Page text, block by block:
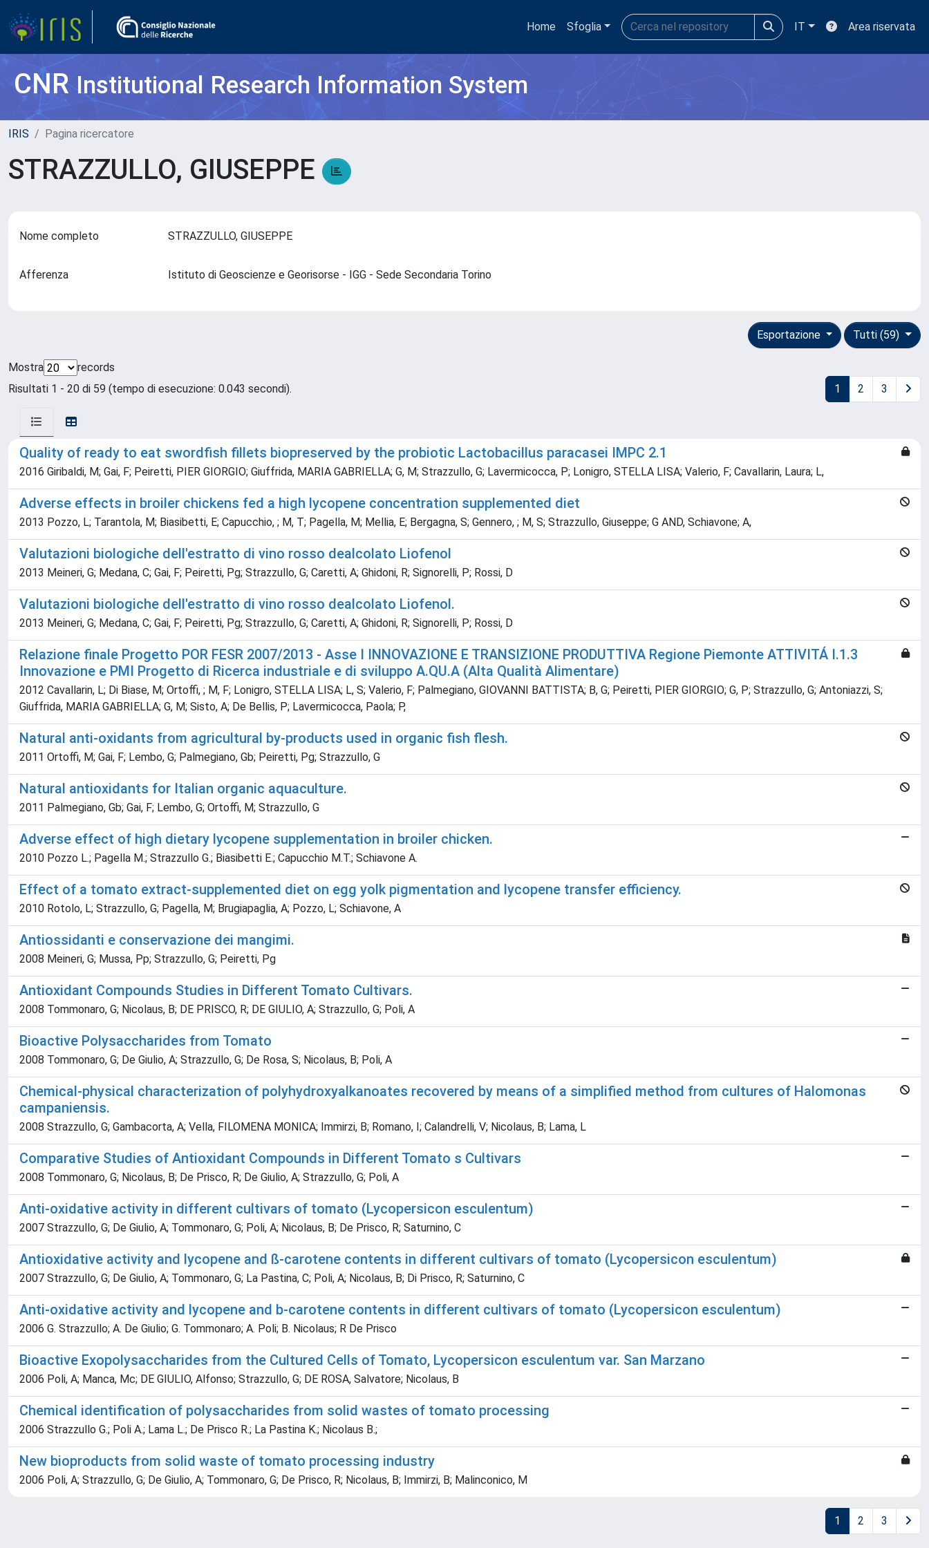
Home Sfoglia IT Area riservata
CNRInstitutional Research Information System
IRIS Pagina ricercatore
STRAZZULLO, GIUSEPPE
Nome completo STRAZZULLO, GIUSEPPE
Afferenza Istituto di Geoscienze e Georisorse - IGG - Sede Secondaria Torino
Tutti (59)
Esportazione
Mostra
records
Risultati 1 - 20 di 59 (tempo di esecuzione: 0.043 secondi).
1 2 3
Quality of ready to eat swordfish fillets biopreserved by the probiotic Lactobacillus paracasei IMPC 2.1
2016 Giribaldi, M; Gai, F; Peiretti, PIER GIORGIO; Giuffrida, MARIA GABRIELLA; G, M; Strazzullo, G; Lavermicocca, P; Lonigro, STELLA LISA; Valerio, F; Cavallarin, Laura; L,
Adverse effects in broiler chickens fed a high lycopene concentration supplemented diet
2013 Pozzo, L; Tarantola, M; Biasibetti, E; Capucchio, ; M, T; Pagella, M; Mellia, E; Bergagna, S; Gennero, ; M, S; Strazzullo, Giuseppe; G AND, Schiavone; A,
Valutazioni biologiche dell'estratto di vino rosso dealcolato Liofenol
2013 Meineri, G; Medana, C; Gai, F; Peiretti, Pg; Strazzullo, G; Caretti, A; Ghidoni, R; Signorelli, P; Rossi, D
Valutazioni biologiche dell'estratto di vino rosso dealcolato Liofenol.
2013 Meineri, G; Medana, C; Gai, F; Peiretti, Pg; Strazzullo, G; Caretti, A; Ghidoni, R; Signorelli, P; Rossi, D
Relazione finale Progetto POR FESR 2007/2013 - Asse I INNOVAZIONE E TRANSIZIONE PRODUTTIVA Regione Piemonte ATTIVITÁ I.1.3
Innovazione e PMI Progetto di Ricerca industriale e di sviluppo A.QU.A (Alta Qualità Alimentare)
2012 Cavallarin, L; Di Biase, M; Ortoffi, ; M, F; Lonigro, STELLA LISA; L, S; Valerio, F; Palmegiano, GIOVANNI BATTISTA; B, G; Peiretti, PIER GIORGIO; G, P; Strazzullo, G; Antoniazzi, S;
Giuffrida, MARIA GABRIELLA; G, M; Sisto, A; De Bellis, P; Lavermicocca, Paola; P,
Natural anti-oxidants from agricultural by-products used in organic fish flesh.
2011 Ortoffi, M; Gai, F; Lembo, G; Palmegiano, Gb; Peiretti, Pg; Strazzullo, G
Natural antioxidants for Italian organic aquaculture.
2011 Palmegiano, Gb; Gai, F; Lembo, G; Ortoffi, M; Strazzullo, G
Adverse effect of high dietary lycopene supplementation in broiler chicken.
2010 Pozzo L.; Pagella M.; Strazzullo G.; Biasibetti E.; Capucchio M.T.; Schiavone A.
Effect of a tomato extract-supplemented diet on egg yolk pigmentation and lycopene transfer efficiency.
2010 Rotolo, L; Strazzullo, G; Pagella, M; Brugiapaglia, A; Pozzo, L; Schiavone, A
Antiossidanti e conservazione dei mangimi.
2008 Meineri, G; Mussa, Pp; Strazzullo, G; Peiretti, Pg
Antioxidant Compounds Studies in Different Tomato Cultivars.
2008 Tommonaro, G; Nicolaus, B; DE PRISCO, R; DE GIULIO, A; Strazzullo, G; Poli, A
Bioactive Polysaccharides from Tomato
2008 Tommonaro, G; De Giulio, A; Strazzullo, G; De Rosa, S; Nicolaus, B; Poli, A
Chemical-physical characterization of polyhydroxyalkanoates recovered by means of a simplified method from cultures of Halomonas
campaniensis.
2008 Strazzullo, G; Gambacorta, A; Vella, FILOMENA MONICA; Immirzi, B; Romano, I; Calandrelli, V; Nicolaus, B; Lama, L
Comparative Studies of Antioxidant Compounds in Different Tomato s Cultivars
2008 Tommonaro, G; Nicolaus, B; De Prisco, R; De Giulio, A; Strazzullo, G; Poli, A
Anti-oxidative activity in different cultivars of tomato (Lycopersicon esculentum)
2007 Strazzullo, G; De Giulio, A; Tommonaro, G; Poli, A; Nicolaus, B; De Prisco, R; Saturnino, C
Antioxidative activity and lycopene and ß-carotene contents in different cultivars of tomato (Lycopersicon esculentum)
2007 Strazzullo, G; De Giulio, A; Tommonaro, G; La Pastina, C; Poli, A; Nicolaus, B; Di Prisco, R; Saturnino, C
Anti-oxidative activity and lycopene and b-carotene contents in different cultivars of tomato (Lycopersicon esculentum)
2006 G. Strazzullo; A. De Giulio; G. Tommonaro; A. Poli; B. Nicolaus; R De Prisco
Bioactive Exopolysaccharides from the Cultured Cells of Tomato, Lycopersicon esculentum var. San Marzano
2006 Poli, A; Manca, Mc; DE GIULIO, Alfonso; Strazzullo, G; DE ROSA, Salvatore; Nicolaus, B
Chemical identification of polysaccharides from solid wastes of tomato processing
2006 Strazzullo G.; Poli A.; Lama L.; De Prisco R.; La Pastina K.; Nicolaus B.;
New bioproducts from solid waste of tomato processing industry
2006 Poli, A; Strazzullo, G; De Giulio, A; Tommonaro, G; De Prisco, R; Nicolaus, B; Immirzi, B; Malinconico, M
1 2 3